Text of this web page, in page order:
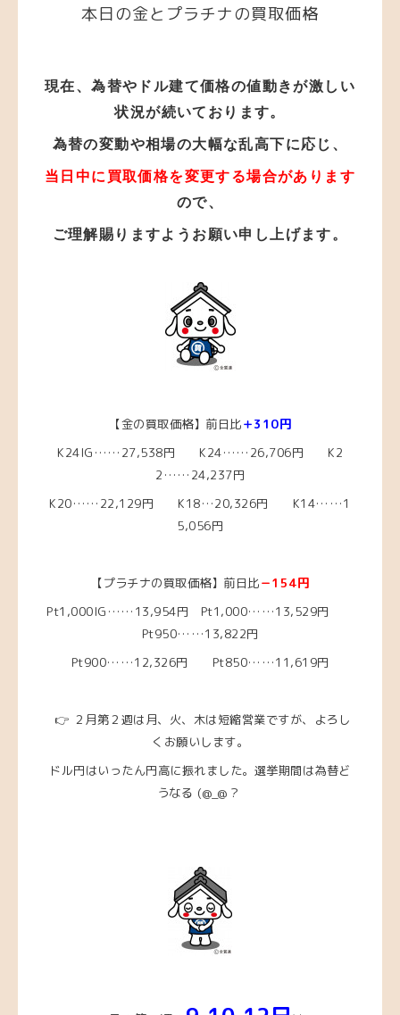
本日の金とプラチナの買取価格
現在、為替やドル建て価格の値動きが激しい
状況が続いております。
為替の変動や相場の大幅な乱高下に応じ、
当日中に買取価格を変更する場合があります
ので、
ご理解賜りますようお願い申し上げます。
【金の買取価格】前日比＋310円
K24IG……27,538円 K24……26,706円 K2
2……24,237円
K20……22,129円 K18…20,326円 K14……1
5,056円
【プラチナの買取価格】前日比－154円
Pt1,000IG……13,954円 Pt1,000……13,529円
Pt950……13,822円
Pt900……12,326円 Pt850……11,619円
👉 ２月第２週は月、火、木は短縮営業ですが、よろし
くお願いします。
ドル円はいったん円高に振れました。選挙期間は為替ど
うなる (@_@？